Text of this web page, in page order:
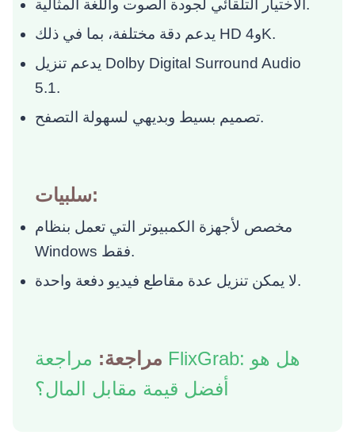
الاختيار التلقائي لجودة الصوت واللغة المثالية.
يدعم دقة مختلفة، بما في ذلك HD و4K.
يدعم تنزيل Dolby Digital Surround Audio
5.1.
تصميم بسيط وبديهي لسهولة التصفح.
سلبيات:
مخصص لأجهزة الكمبيوتر التي تعمل بنظام
Windows فقط.
لا يمكن تنزيل عدة مقاطع فيديو دفعة واحدة.
مراجعة: مراجعة FlixGrab: هل هو
أفضل قيمة مقابل المال؟